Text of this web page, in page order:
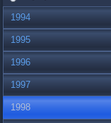
1994
1995
1996
1997
1998